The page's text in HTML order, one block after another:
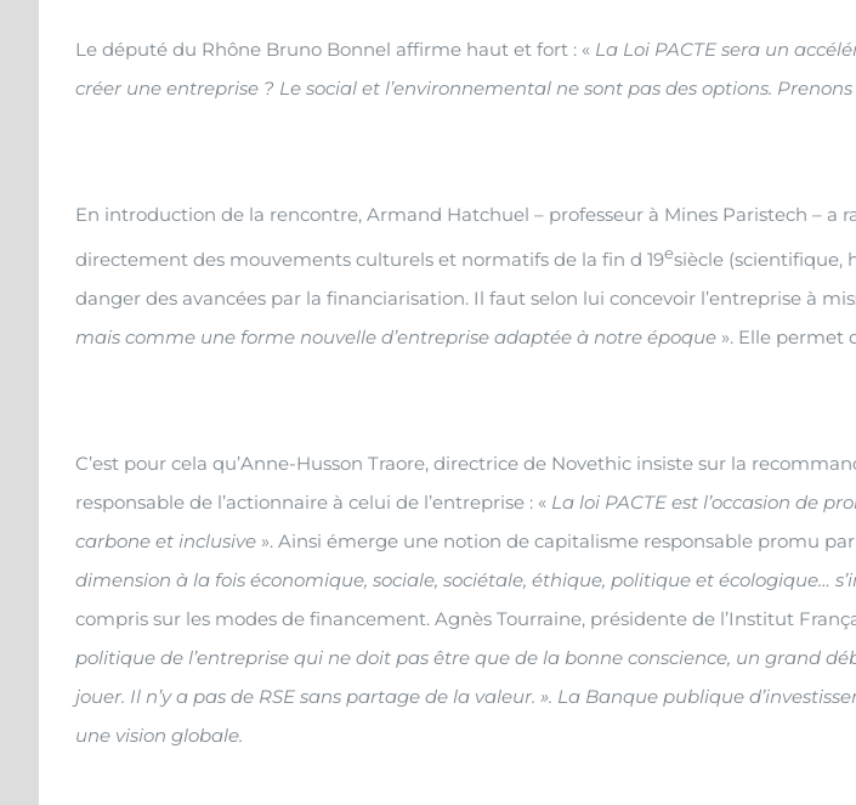
Le député du Rhône Bruno Bonnel affirme haut et fort : « La Loi PACTE sera un
créer une entreprise ? Le social et l’environnemental ne sont pas des options.
En introduction de la rencontre, Armand Hatchuel – professeur à Mines Paristech – a
directement des mouvements culturels et normatifs de la fin d 19esiècle (scientifique,
danger des avancées par la financiarisation. Il faut selon lui concevoir l’entreprise à
mais comme une forme nouvelle d’entreprise adaptée à notre époque ». Elle permet
C’est pour cela qu’Anne-Husson Traore, directrice de Novethic insiste sur la
responsable de l’actionnaire à celui de l’entreprise : « La loi PACTE est l’occasion de
carbone et inclusive ». Ainsi émerge une notion de capitalisme responsable promu
dimension à la fois économique, sociale, sociétale, éthique, politique et écologique…
compris sur les modes de financement. Agnès Tourraine, présidente de l’Institut
politique de l’entreprise qui ne doit pas être que de la bonne conscience, un grand
jouer. Il n’y a pas de RSE sans partage de la valeur. ». La Banque publique
une vision globale.